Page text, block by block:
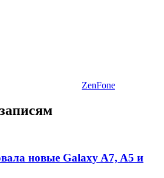
ZenFone
новые Galaxy A7, A5 и